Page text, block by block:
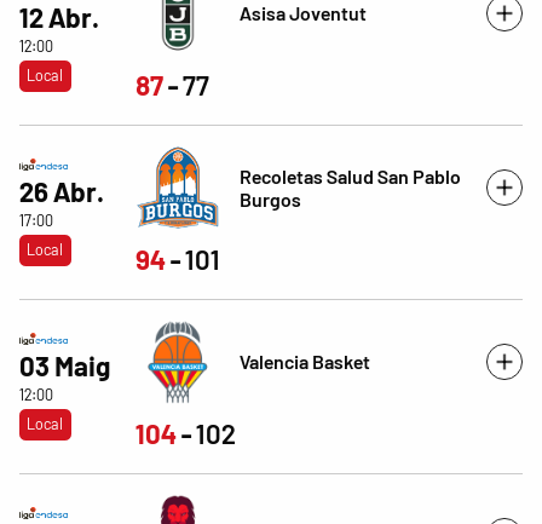
12 Abr.
12:00
Local
Asisa Joventut
87 77
26 Abr.
17:00
Local
Recoletas Salud San Pablo
Burgos
94 101
03 Maig
12:00
Local
Valencia Basket
104 102